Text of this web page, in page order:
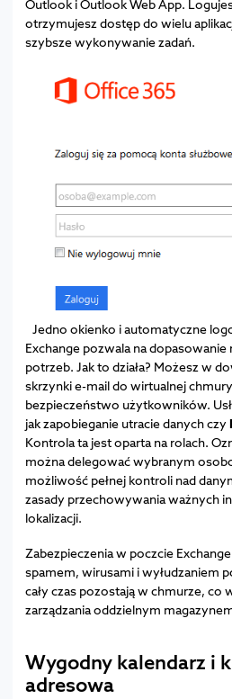
Outlook i Outlook Web App.
otrzymujesz dostęp do wielu
szybsze wykonywanie zadań.
Jedno okienko i automatyczne
Exchange pozwala na
potrzeb. Jak to działa? Możesz w
skrzynki e-mail do wirtualnej
bezpieczeństwo użytkowników.
jak zapobieganie utracie danych czy
Kontrola ta jest oparta na rolach.
można delegować wybranym
możliwość pełnej kontroli nad
zasady przechowywania ważnych
lokalizacji.
Zabezpieczenia w poczcie
spamem, wirusami i wyłudzaniem
cały czas pozostają w chmurze, co
zarządzania oddzielnym
Wygodny kalendarz i
adresowa